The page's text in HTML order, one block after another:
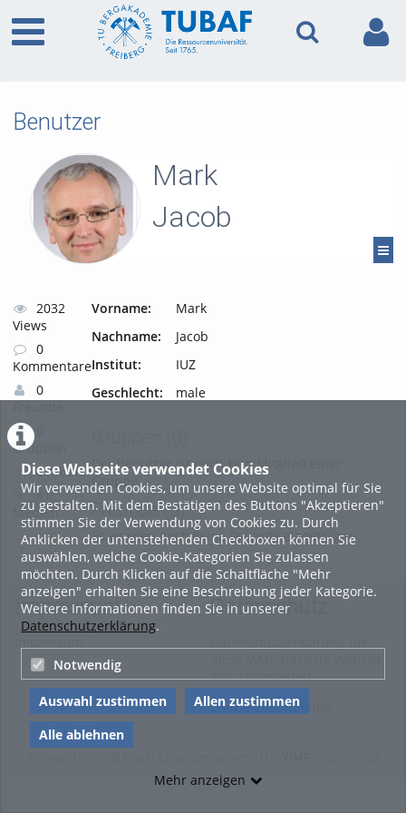
Diese Webseite verwendet Cookies
Wir verwenden Cookies, um unsere Website optimal für Sie
zu gestalten. Mit dem Bestätigen des Buttons "Akzeptieren"
stimmen Sie der Verwendung von Cookies zu. Durch
Anklicken der untenstehenden Checkboxen können Sie
auswählen, welche Cookie-Kategorien Sie zulassen
möchten. Durch Klicken auf die Schaltfläche "Mehr
anzeigen" erhalten Sie eine Beschreibung jeder Kategorie.
Weitere Informationen finden Sie in unserer
Datenschutzerklärung.
Notwendig
Auswahl zustimmen
Allen zustimmen
Alle ablehnen
Mehr anzeigen
Benutzer
Mark
Jacob
2032
Views
0
Kommentare
0
0
Gruppen
0 Alben
41
Medien
Vorname:
Mark
Nachname:
Jacob
Institut:
IUZ
Geschlecht:
male
Der Benutzer ist noch kein Mitglied einer
Gruppe.
Freunde(0)
Es wurden noch keine Freunde eingetragen.
Impressum Datenschutz
inkl. Unterseiten
Cookie-Zustimmung